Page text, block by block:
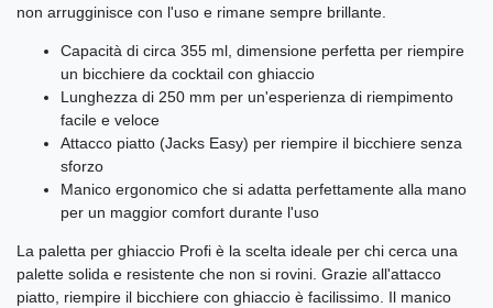
non arrugginisce con l'uso e rimane sempre brillante.
Capacità di circa 355 ml, dimensione perfetta per riempire
un bicchiere da cocktail con ghiaccio
Lunghezza di 250 mm per un'esperienza di riempimento
facile e veloce
Attacco piatto (Jacks Easy) per riempire il bicchiere senza
sforzo
Manico ergonomico che si adatta perfettamente alla mano
per un maggior comfort durante l'uso
La paletta per ghiaccio Profi è la scelta ideale per chi cerca una
palette solida e resistente che non si rovini. Grazie all'attacco
piatto, riempire il bicchiere con ghiaccio è facilissimo. Il manico